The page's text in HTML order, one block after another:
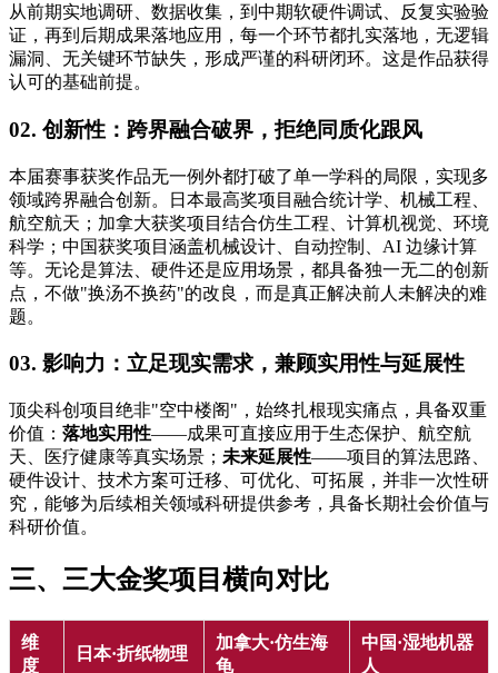
从前期实地调研、数据收集，到中期软硬件调试、反复实验验
证，再到后期成果落地应用，每一个环节都扎实落地，无逻辑
漏洞、无关键环节缺失，形成严谨的科研闭环。这是作品获得
认可的基础前提。
02. 创新性：跨界融合破界，拒绝同质化跟风
本届赛事获奖作品无一例外都打破了单一学科的局限，实现多
领域跨界融合创新。日本最高奖项目融合统计学、机械工程、
航空航天；加拿大获奖项目结合仿生工程、计算机视觉、环境
科学；中国获奖项目涵盖机械设计、自动控制、AI 边缘计算
等。无论是算法、硬件还是应用场景，都具备独一无二的创新
点，不做"换汤不换药"的改良，而是真正解决前人未解决的难
题。
03. 影响力：立足现实需求，兼顾实用性与延展性
顶尖科创项目绝非"空中楼阁"，始终扎根现实痛点，具备双重
价值： 落地实用性——成果可直接应用于生态保护、航空航
天、医疗健康等真实场景； 未来延展性——项目的算法思路、
硬件设计、技术方案可迁移、可优化、可拓展，并非一次性研
究，能够为后续相关领域科研提供参考，具备长期社会价值与
科研价值。
三、三大金奖项目横向对比
维
度
日本·折纸物理
加拿大·仿生海
龟
中国·湿地机器
人